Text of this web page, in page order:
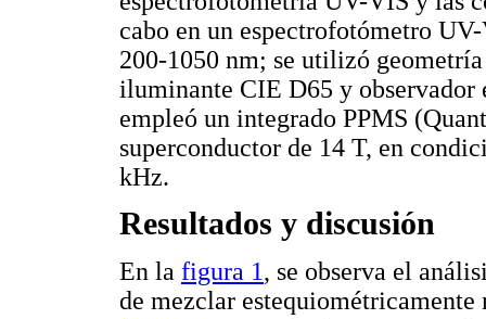
cabo en un espectrofotómetro
200-1050 nm; se utilizó
iluminante CIE D65 y observador
empleó un integrado PPMS
superconductor de 14 T, en
kHz.
Resultados y discusión
En la figura 1, se observa el
de mezclar estequiométricamente